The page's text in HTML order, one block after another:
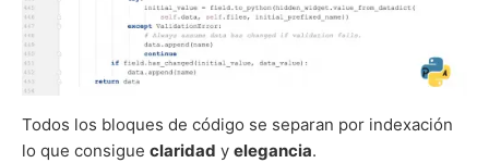
Todos los bloques de código se separan por indexación
lo que consigue claridad y elegancia.